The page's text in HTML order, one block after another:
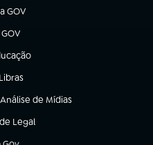
GOV
nova aba)
nova aba)
aba)
nova aba)
de Mídias
Legal
aba)